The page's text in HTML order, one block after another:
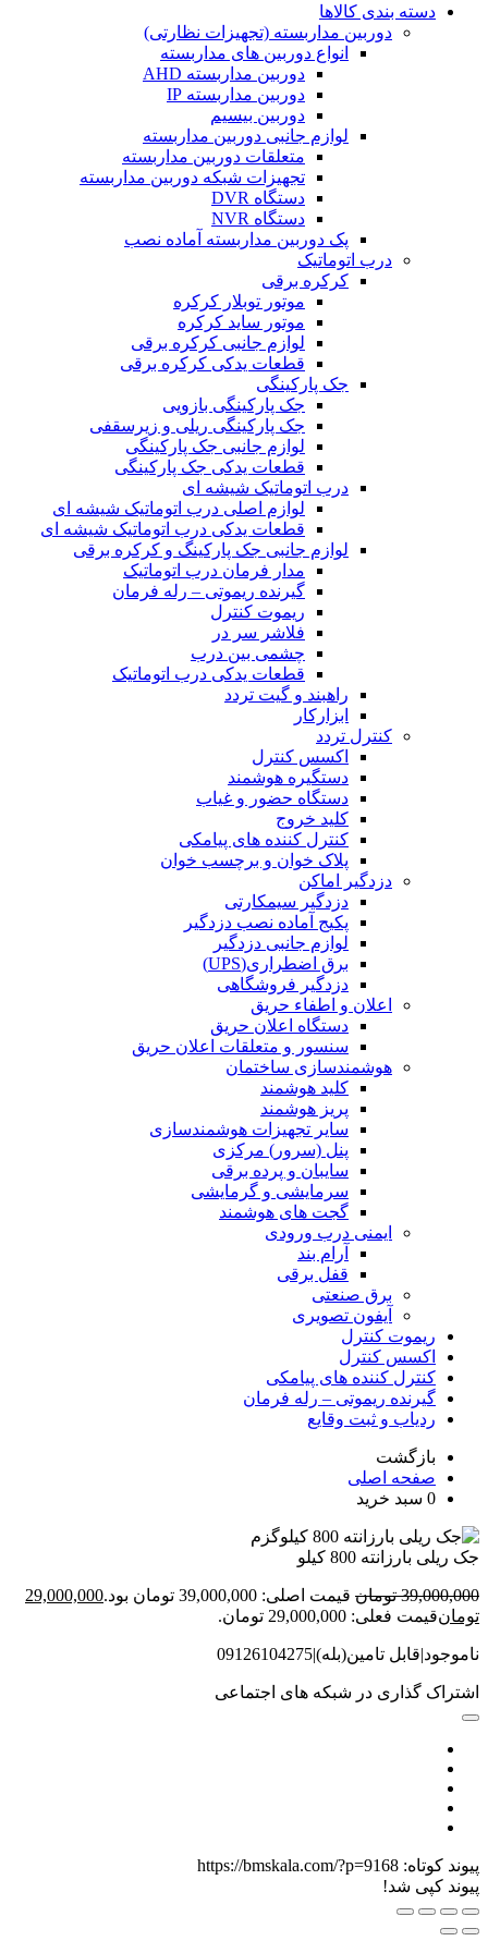
دسته بندی کالاها
دوربین مداربسته (تجهیزات نظارتی)
انواع دوربین های مداربسته
دوربین مداربسته AHD
دوربین مداربسته IP
دوربین بیسیم
لوازم جانبی دوربین مداربسته
متعلقات دوربین مداربسته
تجهیزات شبکه دوربین مداربسته
دستگاه DVR
دستگاه NVR
پک دوربین مداربسته آماده نصب
درب اتوماتیک
کرکره برقی
موتور توبلار کرکره
موتور ساید کرکره
لوازم جانبی کرکره برقی
قطعات یدکی کرکره برقی
جک پارکینگی
جک پارکینگی بازویی
جک پارکینگی ریلی و زیرسقفی
لوازم جانبی جک پارکینگی
قطعات یدکی جک پارکینگی
درب اتوماتیک شیشه ای
لوازم اصلی درب اتوماتیک شیشه ای
قطعات یدکی درب اتوماتیک شیشه ای
لوازم جانبی جک پارکینگ و کرکره برقی
مدار فرمان درب اتوماتیک
گیرنده ریموتی – رله فرمان
ریموت کنترل
فلاشر سر در
چشمی بین درب
قطعات یدکی درب اتوماتیک
راهبند و گیت تردد
ابزارکار
کنترل تردد
اکسس کنترل
دستگیره هوشمند
دستگاه حضور و غیاب
کلید خروج
کنترل کننده های پیامکی
پلاک خوان و برچسب خوان
دزدگیر اماکن
دزدگیر سیمکارتی
پکیج آماده نصب دزدگیر
لوازم جانبی دزدگیر
برق اضطراری(UPS)
دزدگیر فروشگاهی
اعلان و اطفاء حریق
دستگاه اعلان حریق
سنسور و متعلقات اعلان حریق
هوشمندسازی ساختمان
کلید هوشمند
پریز هوشمند
سایر تجهیزات هوشمندسازی
پنل (سرور) مرکزی
سایبان و پرده برقی
سرمایشی و گرمایشی
گجت های هوشمند
ایمنی درب ورودی
آرام بند
قفل برقی
برق صنعتی
آیفون تصویری
ریموت کنترل
اکسس کنترل
کنترل کننده های پیامکی
گیرنده ریموتی – رله فرمان
ردیاب و ثبت وقایع
بازگشت
صفحه اصلی
0 سبد خرید
جک ریلی بارزانته 800 کیلو
39,000,000 تومان قیمت اصلی: 39,000,000 تومان بود.
29,000,000
تومانقیمت فعلی: 29,000,000 تومان.
ناموجود|قابل تامین(بله)|09126104275
اشتراک گذاری در شبکه های اجتماعی
پیوند کوتاه: https://bmskala.com/?p=9168
پیوند کپی شد!